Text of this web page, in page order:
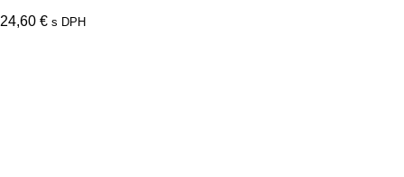
24,60 € s DPH